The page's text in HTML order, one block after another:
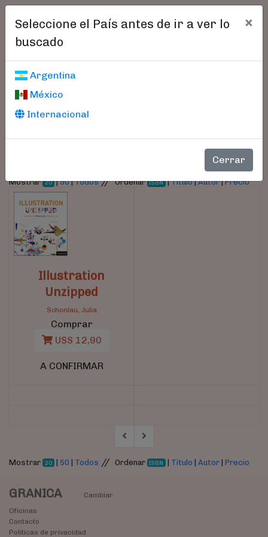
Seleccione el País antes de ir a ver lo
buscado
×
Argentina
México
Internacional
Cerrar
Libros encontrados
Parámetros
Mostrar 20 |50|Todos//Ordenar ISBN |Título|Autor|Precio
Illustration
Unzipped
Schonlau, Julia
Comprar
U$S 12,90
A CONFIRMAR
Mostrar 20 | 50 | Todos // Ordenar ISBN | Título |Autor |Precio
GRANICA
Cambiar
Oficinas
Contacto
Políticas de privacidad